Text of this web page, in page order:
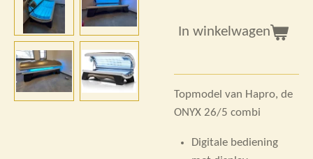
In winkelwagen
Topmodel van Hapro, de
ONYX 26/5 combi
Digitale bediening